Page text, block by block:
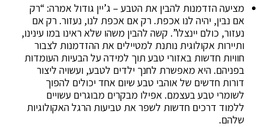
מציעה הזדמנות להבין את הטבע – ג’יין גודול אמרה: “רק
אם נבין, יהיה לנו אכפת. רק אם אכפת לנו, נעזור. רק אם
נעזור, כולם יינצלו”. קשה להבין משהו שלא ראינו במו עינינו,
ותיירות אקולוגית נותנת למטיילים את ההזדמנות לצבור
חוויות חדשות באזורי טבע תוך למידה על הבעיות העומדות
בפניהם. היא מאפשרת לחנך ילדים לטבע, ועשויה ליצור
דורות חדשים של אוהבי טבע שיום אחד יכולים להפוך
לשומרי טבע בעצמם. אפילו מבקרים מבוגרים עשויים
ללמוד דרכים חדשות לשפר את טביעות הרגל האקולוגיות
שלהם.